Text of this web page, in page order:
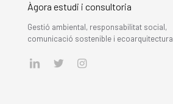
Àgora estudi i consultoria
Gestió ambiental, responsabilitat social,
comunicació sostenible i ecoarquitectura